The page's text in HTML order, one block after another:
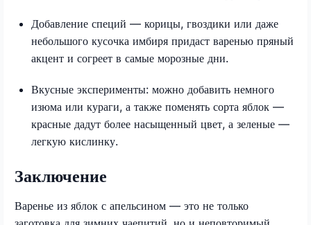
Добавление специй — корицы, гвоздики или даже
небольшого кусочка имбиря придаст варенью пряный
акцент и согреет в самые морозные дни.​
Вкусные эксперименты: можно добавить немного
изюма или кураги, а также поменять сорта яблок —
красные дадут более насыщенный цвет, а зеленые —
легкую кислинку.
Заключение
Варенье из яблок с апельсином — это не только